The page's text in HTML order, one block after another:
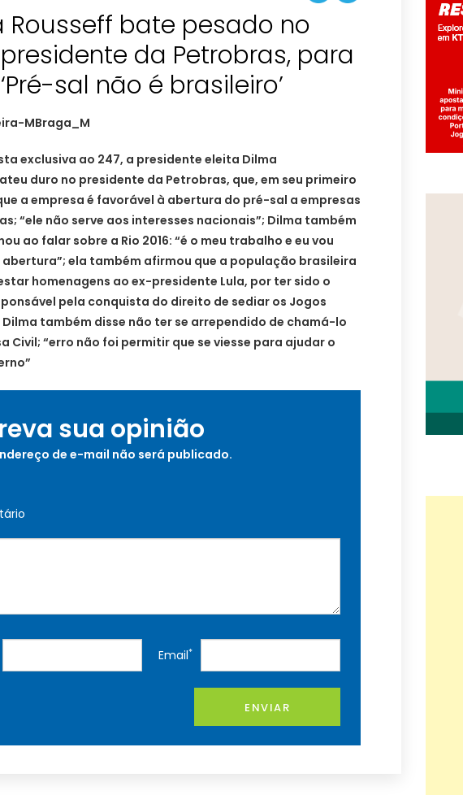
Rousseff bate pesado no
da Petrobras, para
sal não é brasileiro’
exclusiva ao 247, a presidente eleita Dilma
duro no presidente da Petrobras, que, em seu primeiro
a empresa é favorável à abertura do pré-sal a empresas
“ele não serve aos interesses nacionais”; Dilma também
ao falar sobre a Rio 2016: “é o meu trabalho e eu vou
ela também afirmou que a população brasileira
homenagens ao ex-presidente Lula, por ter sido o
pela conquista do direito de sediar os Jogos
também disse não ter se arrependido de chamá-lo
Civil; “erro não foi permitir que se viesse para ajudar o
sua opinião
de e-mail não será publicado.
Email*
ENVIAR